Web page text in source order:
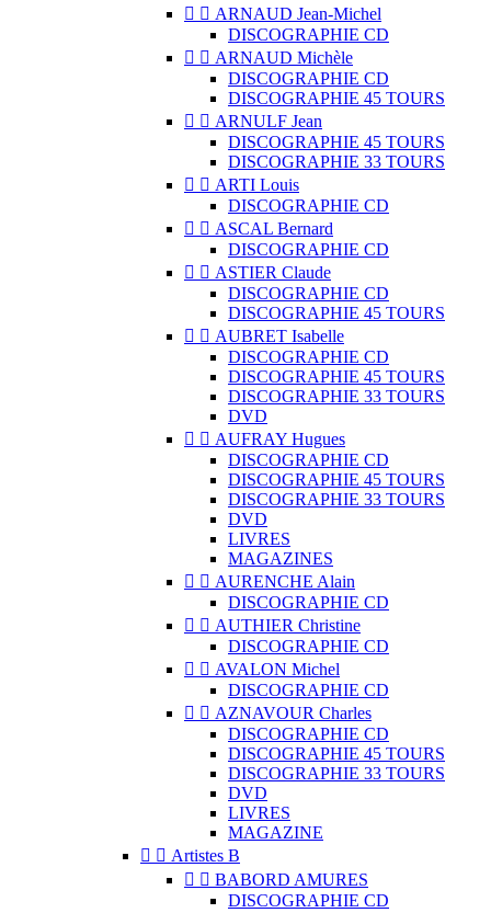
  ARNAUD Jean-Michel
DISCOGRAPHIE CD
  ARNAUD Michèle
DISCOGRAPHIE CD
DISCOGRAPHIE 45 TOURS
  ARNULF Jean
DISCOGRAPHIE 45 TOURS
DISCOGRAPHIE 33 TOURS
  ARTI Louis
DISCOGRAPHIE CD
  ASCAL Bernard
DISCOGRAPHIE CD
  ASTIER Claude
DISCOGRAPHIE CD
DISCOGRAPHIE 45 TOURS
  AUBRET Isabelle
DISCOGRAPHIE CD
DISCOGRAPHIE 45 TOURS
DISCOGRAPHIE 33 TOURS
DVD
  AUFRAY Hugues
DISCOGRAPHIE CD
DISCOGRAPHIE 45 TOURS
DISCOGRAPHIE 33 TOURS
DVD
LIVRES
MAGAZINES
  AURENCHE Alain
DISCOGRAPHIE CD
  AUTHIER Christine
DISCOGRAPHIE CD
  AVALON Michel
DISCOGRAPHIE CD
  AZNAVOUR Charles
DISCOGRAPHIE CD
DISCOGRAPHIE 45 TOURS
DISCOGRAPHIE 33 TOURS
DVD
LIVRES
MAGAZINE
  Artistes B
  BABORD AMURES
DISCOGRAPHIE CD